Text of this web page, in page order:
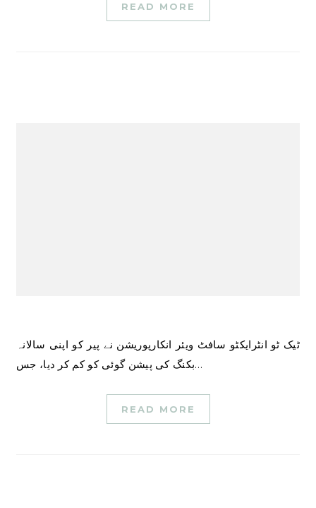
READ MORE
ٹیک ٹو انٹرایکٹو سافٹ ویئر انکارپوریشن نے پیر کو اپنی سالانہ
بکنگ کی پیشن گوئی کو کم کر دیا، جس…
READ MORE